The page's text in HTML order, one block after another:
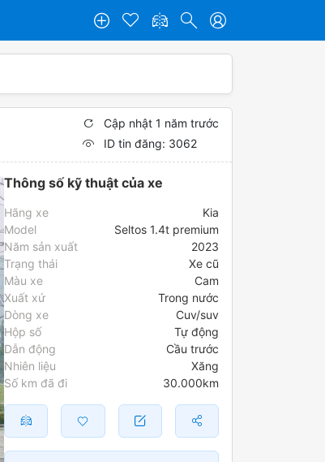
Cập nhật 1 năm trước
ID tin đăng: 3062
Thông số kỹ thuật của xe
Hãng xe
kia
Model
seltos 1.4t premium
Năm sản xuất
2023
Trạng thái
xe cũ
Màu xe
cam
Xuất xứ
trong nước
Dòng xe
cuv/suv
Hộp số
tự động
Dẫn động
cầu trước
Nhiên liệu
xăng
Số km đã đi
30.000km